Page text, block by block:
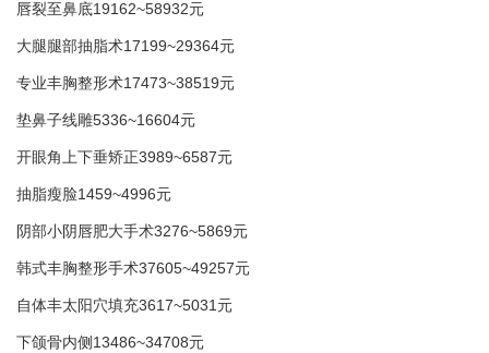
唇裂至鼻底19162~58932元
大腿腿部抽脂术17199~29364元
专业丰胸整形术17473~38519元
垫鼻子线雕5336~16604元
开眼角上下垂矫正3989~6587元
抽脂瘦脸1459~4996元
阴部小阴唇肥大手术3276~5869元
韩式丰胸整形手术37605~49257元
自体丰太阳穴填充3617~5031元
下颌骨内侧13486~34708元